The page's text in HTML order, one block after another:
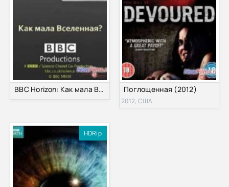
BBC Horizon: Как мала Вселенная? Поглощенная (2012)
2012, США
HDRip